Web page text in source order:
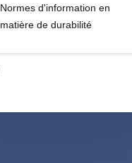
Normes d'information en
matière de durabilité